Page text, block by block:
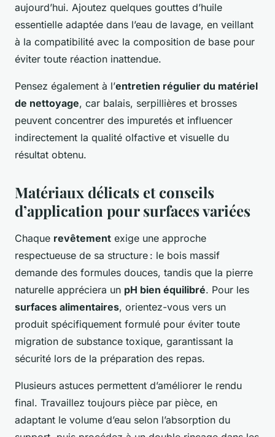
aujourd’hui. Ajoutez quelques gouttes d’huile
essentielle adaptée dans l’eau de lavage, en veillant
à la compatibilité avec la composition de base pour
éviter toute réaction inattendue.
Pensez également à l’entretien régulier du matériel
de nettoyage, car balais, serpillières et brosses
peuvent concentrer des impuretés et influencer
indirectement la qualité olfactive et visuelle du
résultat obtenu.
Matériaux délicats et conseils
d’application pour surfaces variées
Chaque revêtement exige une approche
respectueuse de sa structure : le bois massif
demande des formules douces, tandis que la pierre
naturelle appréciera un pH bien équilibré. Pour les
surfaces alimentaires, orientez-vous vers un
produit spécifiquement formulé pour éviter toute
migration de substance toxique, garantissant la
sécurité lors de la préparation des repas.
Plusieurs astuces permettent d’améliorer le rendu
final. Travaillez toujours pièce par pièce, en
adaptant le volume d’eau selon l’absorption du